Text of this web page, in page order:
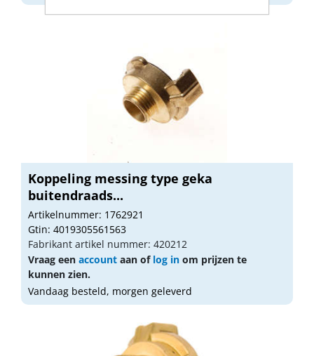
Koppeling messing type geka
buitendraads...
Artikelnummer: 1762921
Gtin: 4019305561563
Fabrikant artikel nummer: 420212
Vraag een account aan of log in om prijzen te
kunnen zien.
Vandaag besteld, morgen geleverd